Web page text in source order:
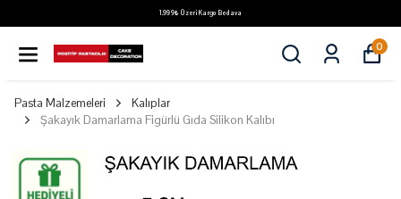
1.999₺ Üzeri Kargo Bedava
0
Pasta Malzemeleri
Kalıplar
Şakayık Damarlama Figürlü Gıda Silikon Kalıbı